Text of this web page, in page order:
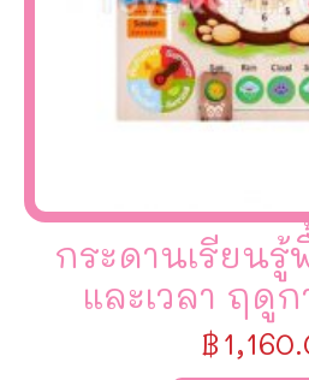
กระดานเรียนรู้
และเวลา ฤดู
฿